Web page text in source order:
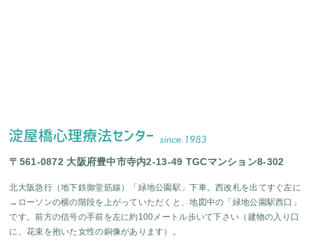
〒561-0872 大阪府豊中市寺内2-13-49 TGCマンション8-302
北大阪急行（地下鉄御堂筋線）「緑地公園駅」下車。西改札を出てすぐ左に
→ローソンの横の階段を上がっていただくと、地図中の「緑地公園駅西口」
です。前方の信号の手前を左に約100メートル歩いて下さい（建物の入り口
に、花束を抱いた女性の銅像があります）。